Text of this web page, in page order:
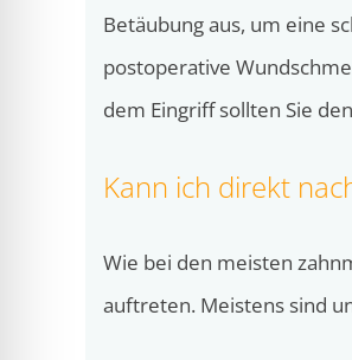
Betäubung aus, um eine
postoperative
dem Eingriff sollten Sie
Kann ich direkt
Wie bei den meisten
auftreten. Meistens sind